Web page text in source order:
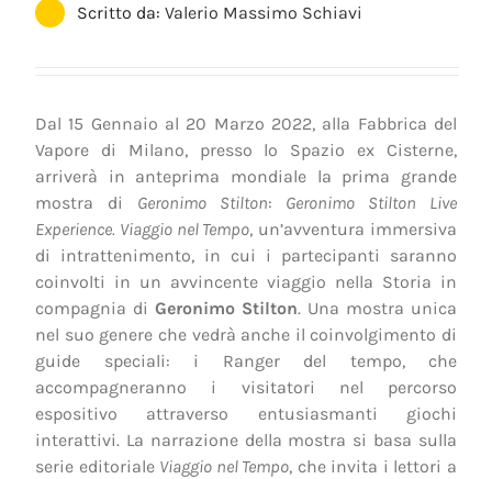
Scritto da:Valerio Massimo Schiavi
Dal 15 Gennaio al 20 Marzo 2022, alla Fabbrica del
Vapore di Milano, presso lo Spazio ex Cisterne,
arriverà in anteprima mondiale la prima grande
mostra di Geronimo Stilton: Geronimo Stilton Live
Experience. Viaggio nel Tempo, un’avventura immersiva
di intrattenimento, in cui i partecipanti saranno
coinvolti in un avvincente viaggio nella Storia in
compagnia di Geronimo Stilton. Una mostra unica
nel suo genere che vedrà anche il coinvolgimento di
guide speciali: i Ranger del tempo, che
accompagneranno i visitatori nel percorso
espositivo attraverso entusiasmanti giochi
interattivi. La narrazione della mostra si basa sulla
serie editoriale Viaggio nel Tempo, che invita i lettori a